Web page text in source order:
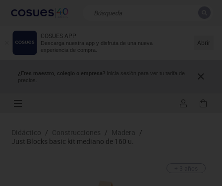
COSUES APP
Descarga nuestra app y disfruta de una nueva
experiencia de compra.
Abrir
¿Eres maestro, colegio o empresa? Inicia sesión para ver tu tarifa de
precios.
Resultados de la búsqueda
Didáctico / Construcciones / Madera /
Just Blocks basic kit mediano de 160 u.